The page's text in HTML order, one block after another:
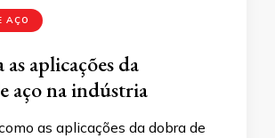
AÇO
aplicações da
aço na indústria
as aplicações da dobra de